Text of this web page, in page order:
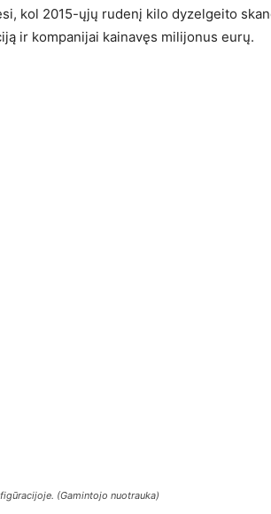
kol 2015-ųjų rudenį kilo dyzelgeito
ir kompanijai kainavęs milijonus eurų.
(Gamintojo nuotrauka)